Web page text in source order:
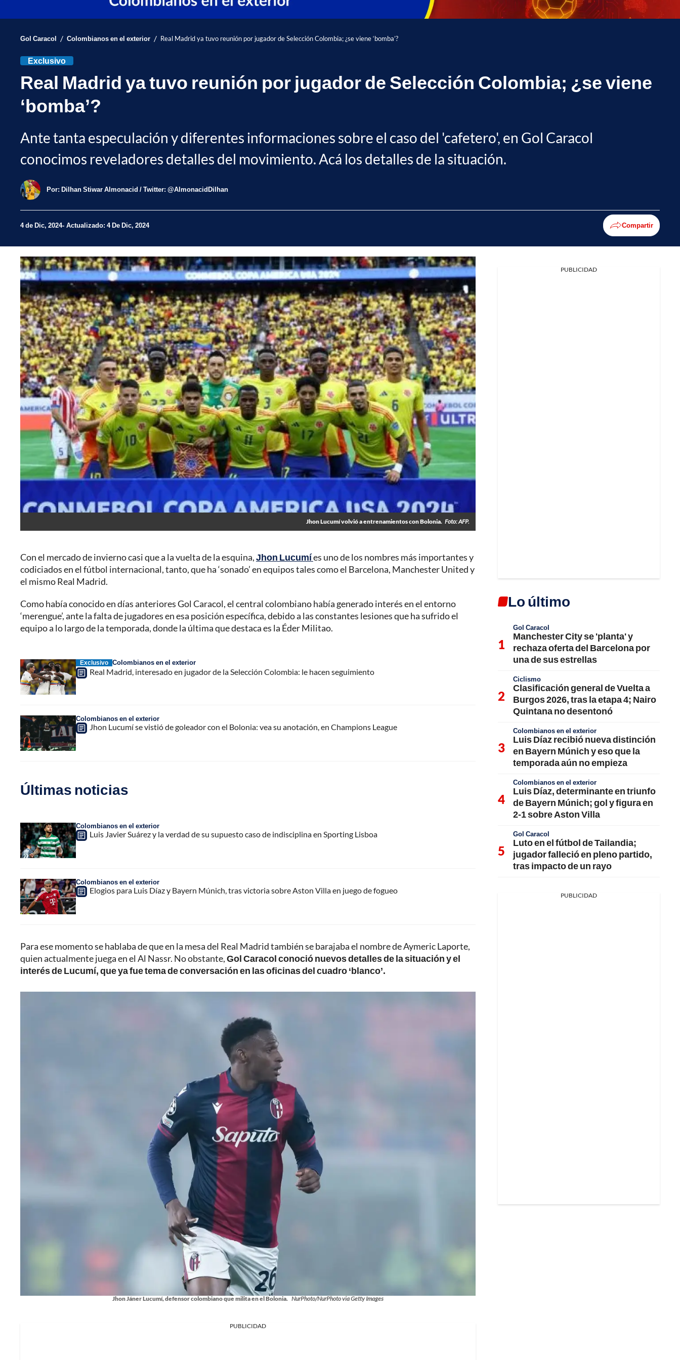
Gol Caracol / Colombianos en el exterior / Real Madrid ya tuvo reunión por jugador de Selección Colombia; ¿se viene ‘bomba’?
Exclusivo
Real Madrid ya tuvo reunión por jugador de Selección Colombia; ¿se viene
‘bomba’?
Ante tanta especulación y diferentes informaciones sobre el caso del 'cafetero', en Gol Caracol
conocimos reveladores detalles del movimiento. Acá los detalles de la situación.
Por: Dilhan Stiwar Almonacid / Twitter: @AlmonacidDilhan
4 de Dic, 2024 Actualizado: 4 De Dic, 2024 Compartir
Jhon Lucumí volvió a entrenamientos con Bolonia. Foto: AFP.
Con el mercado de invierno casi que a la vuelta de la esquina,Jhon Lucumíes uno de los nombres más importantes y
codiciados en el fútbol internacional, tanto, que ha ‘sonado’ en equipos tales como el Barcelona, Manchester United y
el mismo Real Madrid.
Como había conocido en días anteriores Gol Caracol, el central colombiano había generado interés en el entorno
‘merengue’, ante la falta de jugadores en esa posición específica, debido a las constantes lesiones que ha sufrido el
equipo a lo largo de la temporada, donde la última que destaca es la Éder Militao.
Exclusivo Colombianos en el exterior
Real Madrid, interesado en jugador de la Selección Colombia: le hacen seguimiento
Colombianos en el exterior
Jhon Lucumí se vistió de goleador con el Bolonia: vea su anotación, en Champions League
Últimas noticias
Colombianos en el exterior
Luis Javier Suárez y la verdad de su supuesto caso de indisciplina en Sporting Lisboa
Colombianos en el exterior
Elogios para Luis Díaz y Bayern Múnich, tras victoria sobre Aston Villa en juego de fogueo
Para ese momento se hablaba de que en la mesa del Real Madrid también se barajaba el nombre de Aymeric Laporte,
quien actualmente juega en el Al Nassr. No obstante,Gol Caracol conoció nuevos detalles de la situación y el
interés de Lucumí, que ya fue tema de conversación en las oficinas del cuadro ‘blanco’.
Jhon Jáner Lucumí, defensor colombiano que milita en el Bolonia. NurPhoto/NurPhoto via Getty Images
PUBLICIDAD
PUBLICIDAD
Lo último
Gol Caracol
Manchester City se 'planta' y
rechaza oferta del Barcelona por
una de sus estrellas
Ciclismo
Clasificación general de Vuelta a
Burgos 2026, tras la etapa 4; Nairo
Quintana no desentonó
Colombianos en el exterior
Luis Díaz recibió nueva distinción
en Bayern Múnich y eso que la
temporada aún no empieza
Colombianos en el exterior
Luis Díaz, determinante en triunfo
de Bayern Múnich; gol y figura en
2-1 sobre Aston Villa
Gol Caracol
Luto en el fútbol de Tailandia;
jugador falleció en pleno partido,
tras impacto de un rayo
PUBLICIDAD